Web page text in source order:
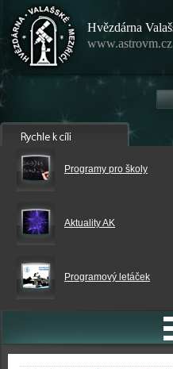
Hvězdárna
www.astrovm.cz
Programy pro školy
Aktuality AK
Programový letáček